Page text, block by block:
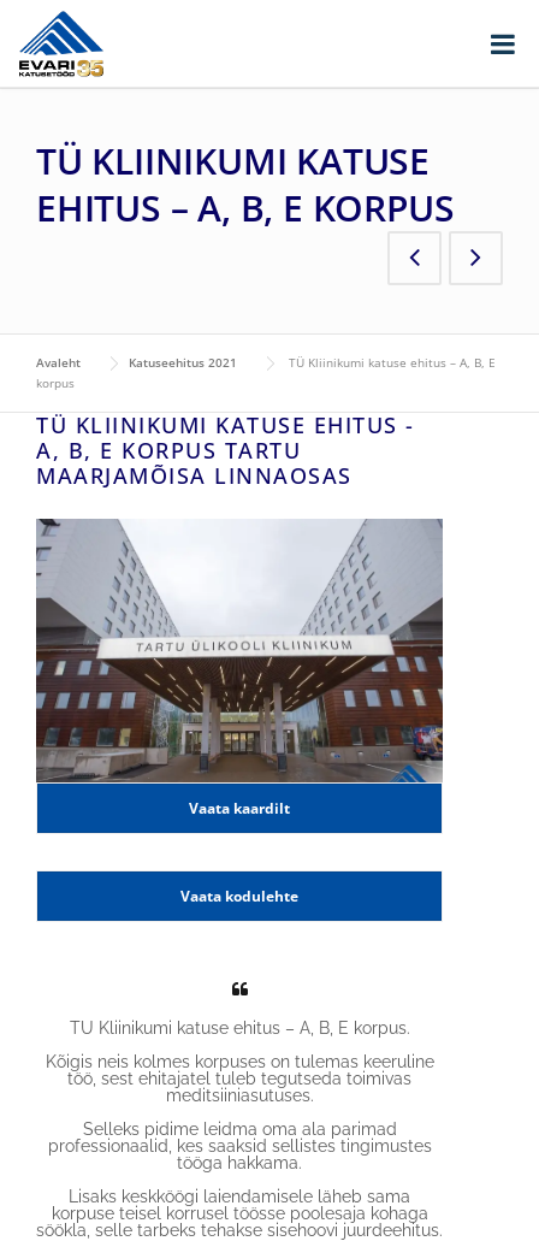
Skip to content
TÜ KLIINIKUMI KATUSE
EHITUS – A, B, E KORPUS
Avaleht Katuseehitus 2021
TÜ Kliinikumi katuse ehitus – A, B, E
korpus
TÜ KLIINIKUMI KATUSE EHITUS -
A, B, E KORPUS TARTU
MAARJAMÕISA LINNAOSAS
Vaata kaardilt
Vaata kodulehte
TÜ Kliinikumi katuse ehitus – A, B, E korpus.
Kõigis neis kolmes korpuses on tulemas keeruline
töö, sest ehitajatel tuleb tegutseda toimivas
meditsiiniasutuses.
Selleks pidime leidma oma ala parimad
professionaalid, kes saaksid sellistes tingimustes
tööga hakkama.
Lisaks keskköögi laiendamisele läheb sama
korpuse teisel korrusel töösse poolesaja kohaga
söökla, selle tarbeks tehakse sisehoovi juurdeehitus.